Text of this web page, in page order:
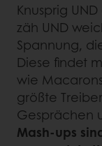
Knusprig
zäh UND
Spannung,
Diese findet
wie
größte
Gesprächen
Mash-ups